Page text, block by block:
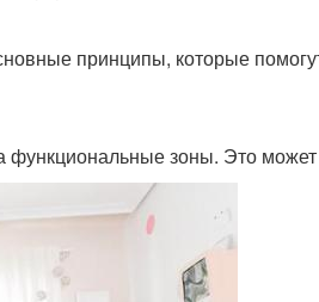
принципы, которые
функциональные зоны. Это